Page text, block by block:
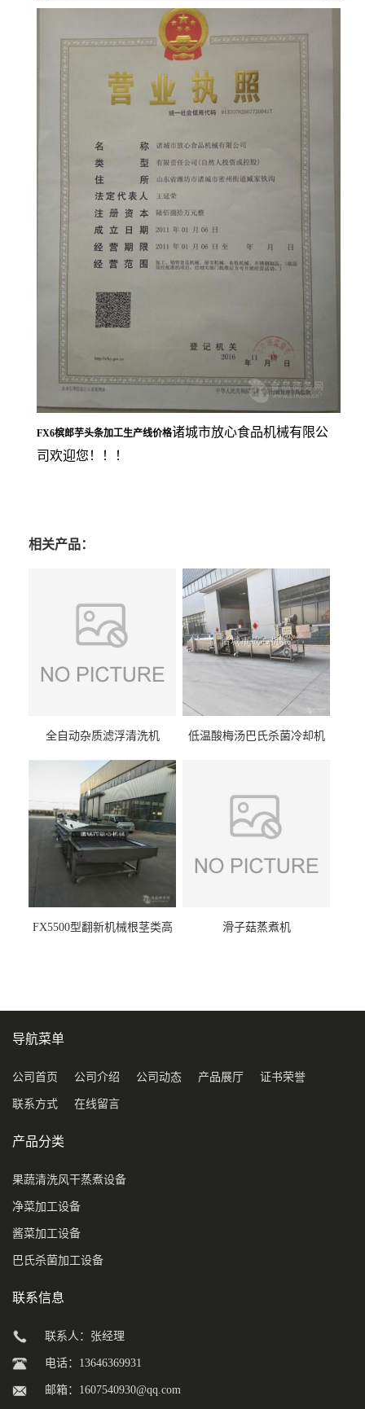
FX6槟郎芋头条加工生产线价格诸城市放心食品机械有限公
司欢迎您！！！
相关产品：
全自动杂质滤浮清洗机 低温酸梅汤巴氏杀菌冷却机
FX5500型翻新机械根茎类高
滑子菇蒸煮机
导航菜单
公司首页 公司介绍 公司动态 产品展厅 证书荣誉
联系方式 在线留言
产品分类
果蔬清洗风干蒸煮设备
净菜加工设备
酱菜加工设备
巴氏杀菌加工设备
联系信息
联系人：张经理
电话：13646369931
邮箱： 1607540930@qq.com